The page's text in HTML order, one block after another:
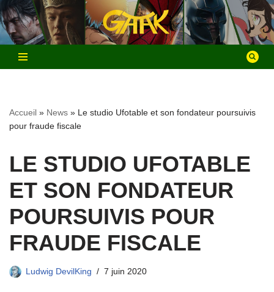
Aller
au
contenu
Accueil » News » Le studio Ufotable et son fondateur poursuivis
pour fraude fiscale
LE STUDIO UFOTABLE
ET SON FONDATEUR
POURSUIVIS POUR
FRAUDE FISCALE
Ludwig DevilKing 7 juin 2020